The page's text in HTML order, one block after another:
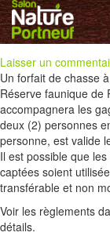
Chasse
Laisser un
Un forfait de chasse
Réserve faunique de
accompagnera les
deux (2) personnes
personne, est valide
Il est possible que
captées soient
transférable et non
Voir les règlements
détails.